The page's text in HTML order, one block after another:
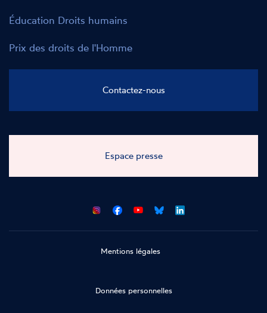
Éducation Droits humains
Prix des droits de l'Homme
Contactez-nous
Espace presse
CNCDHCNCDHCNCDHCNCDH
Mentions légales
Données personnelles